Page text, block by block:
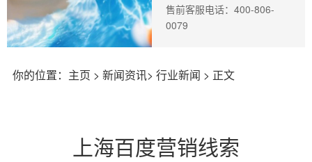
售前客服电话：400-806-
0079
你的位置： 主页 > 新闻资讯> 行业新闻 > 正文
上海百度营销线索